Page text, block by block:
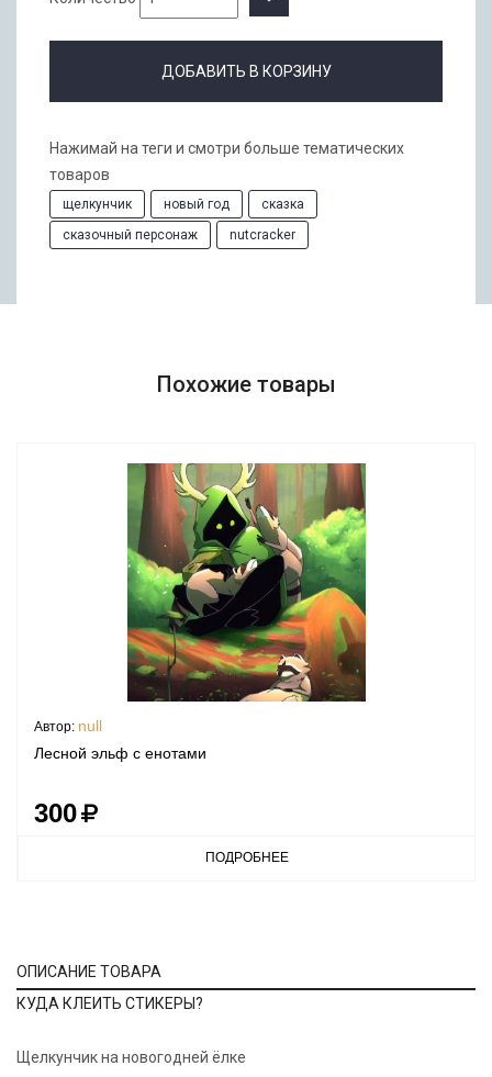
ДОБАВИТЬ В КОРЗИНУ
Нажимай на теги и смотри больше тематических
товаров
щелкунчик новый год
сказка
сказочный персонаж
nutcracker
Похожие товары
Автор: null
Лесной эльф с енотами
300
ПОДРОБНЕЕ
ОПИСАНИЕ ТОВАРА
КУДА КЛЕИТЬ СТИКЕРЫ?
Щелкунчик на новогодней ёлке